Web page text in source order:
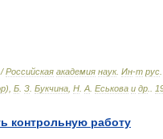
. /Российская академия наук. Ин-т рус
), Б З Букчина Н А Еськова и др
контрольную работу